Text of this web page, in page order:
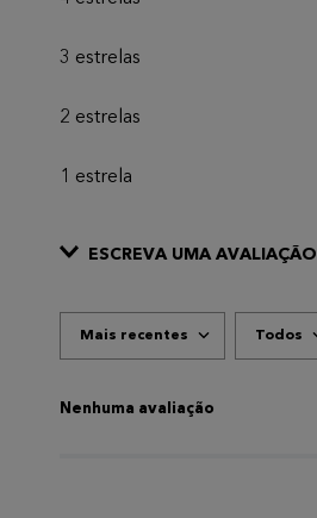
3 estrelas
2 estrelas
1 estrela
ESCREVA UMA AVALIAÇÃO
Mais recentes Todos
Nenhuma avaliação